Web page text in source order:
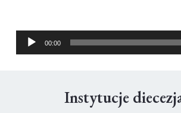
Odtwarzacz
plików
00:00
Instytucje